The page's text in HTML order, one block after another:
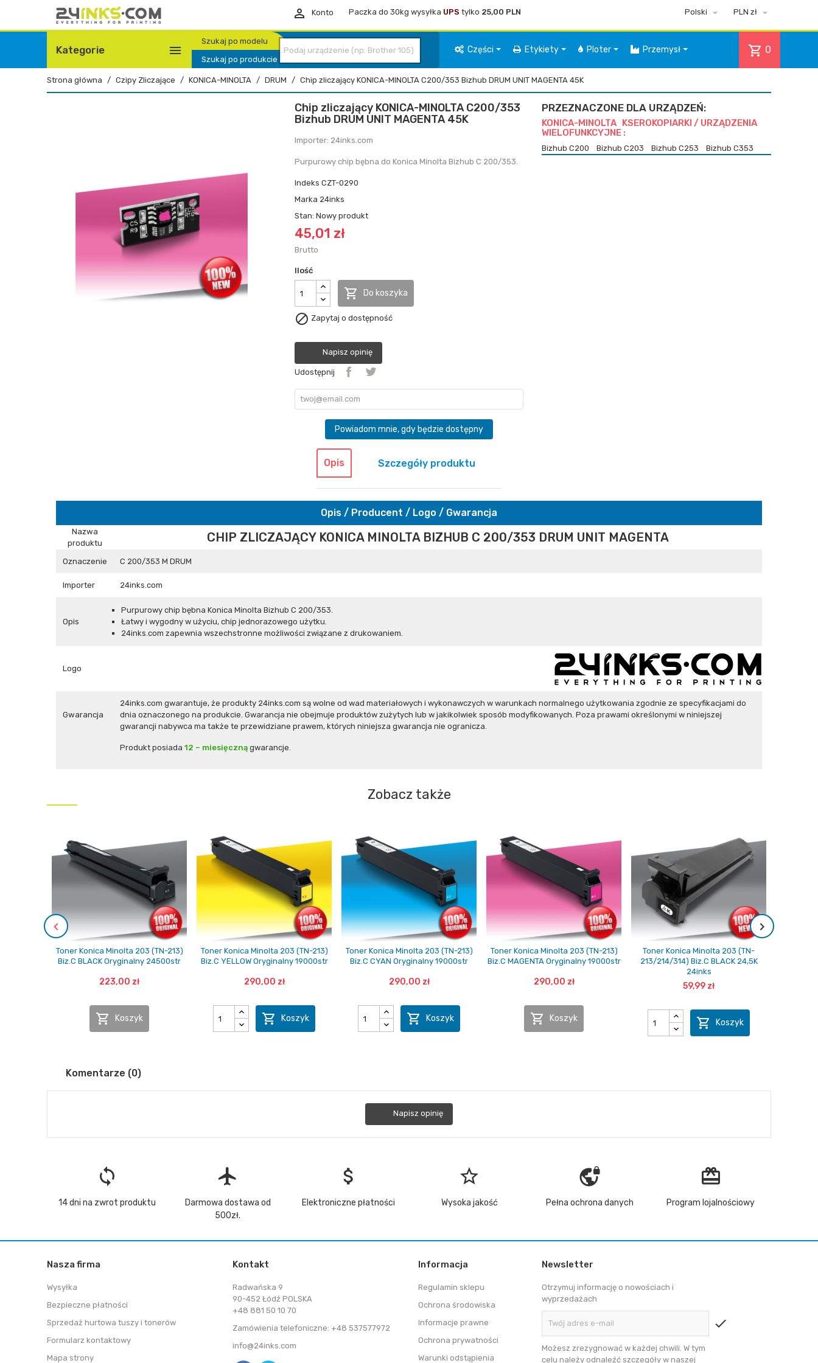
 Konto Paczka do 30kg wysyłka UPS tylko 25,00 PLN Polski  PLN zł 
Kategorie 
Szukaj po modelu
Szukaj po produkcie
shopping_cart 0
Części Etykiety Ploter Przemysł
Strona główna Czipy Zliczające KONICA-MINOLTA DRUM Chip zliczający KONICA-MINOLTA C200/353 Bizhub DRUM UNIT MAGENTA 45K
Chip zliczający KONICA-MINOLTA C200/353
Bizhub DRUM UNIT MAGENTA 45K
Importer: 24inks.com
Purpurowy chip bębna do Konica Minolta Bizhub C 200/353.
Indeks CZT-0290
Marka 24inks
Stan: Nowy produkt
45,01 zł
Brutto
Ilość
 Do koszyka
 Zapytaj o dostępność
Napisz opinię
Udostępnij
Powiadom mnie, gdy będzie dostępny
PRZEZNACZONE DLA URZĄDZEŃ:
KONICA-MINOLTA KSEROKOPIARKI / URZĄDZENIA
WIELOFUNKCYJNE :
Bizhub C200 Bizhub C203 Bizhub C253 Bizhub C353
Opis Szczegóły produktu
Opis / Producent / Logo / Gwarancja
Nazwa
produktu
CHIP ZLICZAJĄCY KONICA MINOLTA BIZHUB C 200/353 DRUM UNIT MAGENTA
Oznaczenie C 200/353 M DRUM
Importer 24inks.com
Opis
Purpurowy chip bębna Konica Minolta Bizhub C 200/353.
Łatwy i wygodny w użyciu, chip jednorazowego użytku.
24inks.com zapewnia wszechstronne możliwości związane z drukowaniem.
Logo
Gwarancja
24inks.com gwarantuje, że produkty 24inks.com są wolne od wad materiałowych i wykonawczych w warunkach normalnego użytkowania zgodnie ze specyfikacjami do
dnia oznaczonego na produkcie. Gwarancja nie obejmuje produktów zużytych lub w jakikolwiek sposób modyfikowanych. Poza prawami określonymi w niniejszej
gwarancji nabywca ma także te przewidziane prawem, których niniejsza gwarancja nie ogranicza.
Produkt posiada 12 – miesięczną gwarancje.
Zobacz także
Toner Konica Minolta 203 (TN-213)
Biz.C BLACK Oryginalny 24500str
223,00 zł
 Koszyk
Toner Konica Minolta 203 (TN-213)
Biz.C YELLOW Oryginalny 19000str
290,00 zł
 Koszyk
Toner Konica Minolta 203 (TN-213)
Biz.C CYAN Oryginalny 19000str
290,00 zł
 Koszyk
Toner Konica Minolta 203 (TN-213)
Biz.C MAGENTA Oryginalny 19000str
290,00 zł
 Koszyk
Toner Konica Minolta 203 (TN-
213/214/314) Biz.C BLACK 24,5K
24inks
59,99 zł
 Koszyk
Komentarze (0)
Napisz opinię
loop
14 dni na zwrot produktu
flight
Darmowa dostawa od
500zł.
attach_money
Elektroniczne płatności
star_border
Wysoka jakość
vpn_lock
Pełna ochrona danych
redeem
Program lojalnościowy
Nasza firma
Wysyłka
Bezpieczne płatności
Sprzedaż hurtowa tuszy i tonerów
Formularz kontaktowy
Mapa strony
Kontakt
Radwańska 9
90-452 Łódź POLSKA
+48 881 50 10 70
Zamówienia telefoniczne: +48 537577972
info@24inks.com
Informacja
Regulamin sklepu
Ochrona środowiska
Informacje prawne
Ochrona prywatności
Warunki odstąpienia
Newsletter
Otrzymuj informację o nowościach i
wyprzedażach
check
Możesz zrezygnować w każdej chwili. W tym
celu należy odnaleźć szczegóły w naszej